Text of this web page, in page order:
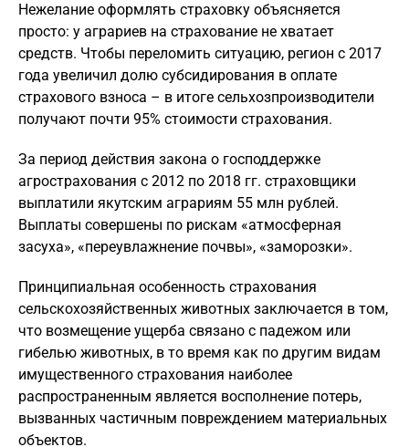
Нежелание оформлять страховку объясняется
просто: у аграриев на страхование не хватает
средств. Чтобы переломить ситуацию, регион с 2017
года увеличил долю субсидирования в оплате
страхового взноса – в итоге сельхозпроизводители
получают почти 95% стоимости страхования.
За период действия закона о господдержке
агрострахования с 2012 по 2018 гг. страховщики
выплатили якутским аграриям 55 млн рублей.
Выплаты совершены по рискам «атмосферная
засуха», «переувлажнение почвы», «заморозки».
Принципиальная особенность страхования
сельскохозяйственных животных заключается в том,
что возмещение ущерба связано с падежом или
гибелью животных, в то время как по другим видам
имущественного страхования наиболее
распространенным является восполнение потерь,
вызванных частичным повреждением материальных
объектов.